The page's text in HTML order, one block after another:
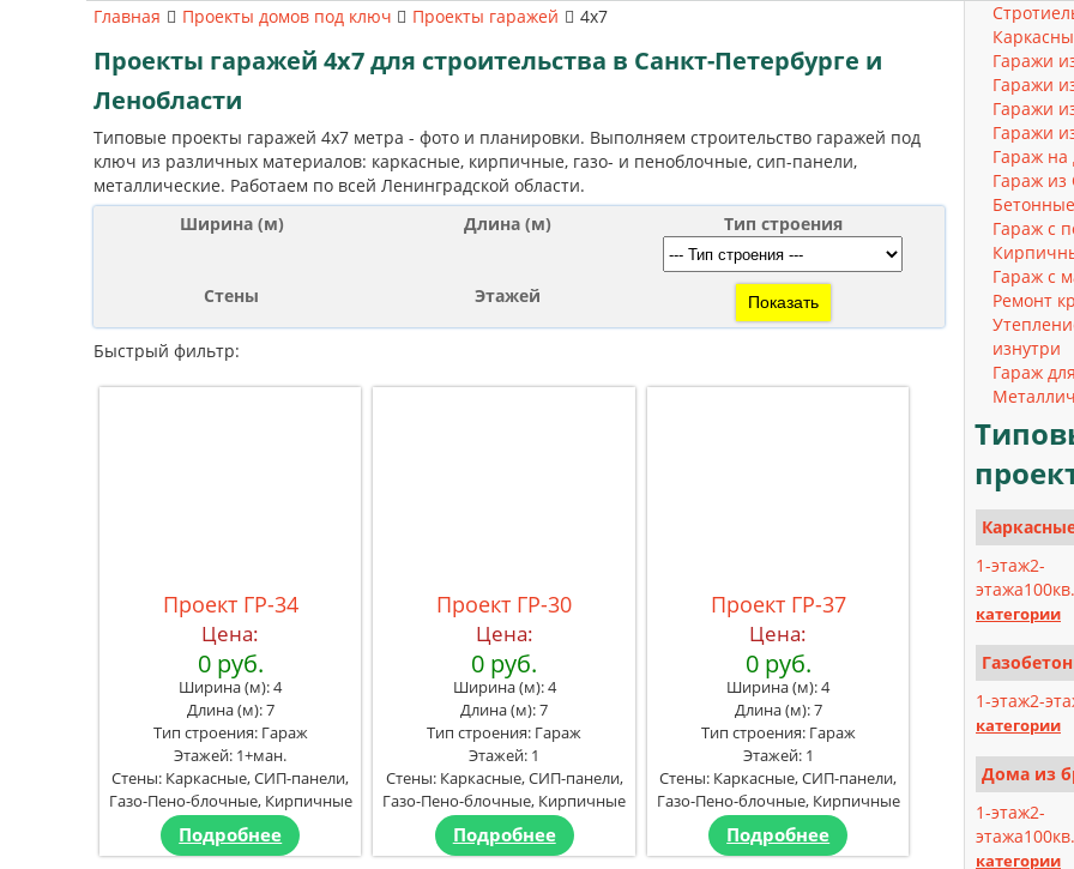
Главная Проекты домов под ключ Проекты гаражей 4x7
Проекты гаражей 4х7 для строительства в Санкт-Петербурге и
Ленобласти
Типовые проекты гаражей 4х7 метра - фото и планировки. Выполняем строительство гаражей под
ключ из различных материалов: каркасные, кирпичные, газо- и пеноблочные, сип-панели,
металлические. Работаем по всей Ленинградской области.
Ширина (м)
Длина (м) Тип строения
Стены Этажей
Быстрый фильтр:
Проект ГР-34
Цена:
0 руб.
Ширина (м): 4
Длина (м): 7
Тип строения: Гараж
Этажей: 1+ман.
Стены: Каркасные, СИП-панели,
Газо-Пено-блочные, Кирпичные
Подробнее
Проект ГР-30
Цена:
0 руб.
Ширина (м): 4
Длина (м): 7
Тип строения: Гараж
Этажей: 1
Стены: Каркасные, СИП-панели,
Газо-Пено-блочные, Кирпичные
Подробнее
Проект ГР-37
Цена:
0 руб.
Ширина (м): 4
Длина (м): 7
Тип строения: Гараж
Этажей: 1
Стены: Каркасные, СИП-панели,
Газо-Пено-блочные, Кирпичные
Подробнее
Гаражи
Гаражи
Гаражи
Гаражи
Гараж
Гараж
Гараж с
Гараж с
Ремонт
изнутри
Гараж
1-этаж2-
этажа
категории
1-этаж2-
категории
Дома из
1-этаж2-
этажа
категории